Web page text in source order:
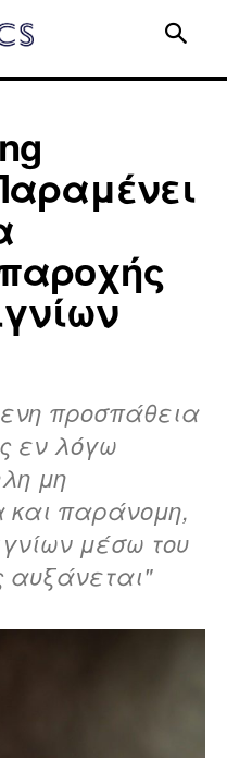
προσπάθεια
εν λόγω
μη
και παράνομη,
μέσω του
αυξάνεται"